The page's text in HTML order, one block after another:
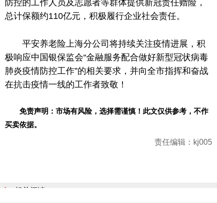
防控的工作人员及志愿者等群体提供新冠责任赠险，
总计保额约110亿元，积极履行企业社会责任。
平安养老险上海分公司将持续关注疫情进展，积
极响应中国银保监会“金融服务配合做好新型冠状病毒
肺炎疫情防控工作”的相关要求，并向全市指挥和奋战
在抗击疫情一线的工作者致敬！
免责声明：市场有风险， 选择需谨慎！此文仅供参考，不作
买卖依据。
责任编辑：kj005
相关阅读